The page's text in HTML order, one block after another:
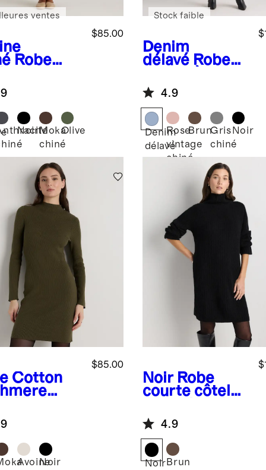
Robe
en
et
$85.00
ventes
NoirMoka
chiné
Olive
Denim
délavé Robe
manches
courtes en
cachemire de
Mongolie
Stock faible
4.9
Denim
délavé
Rose
vintage
chiné
BrunGris
chiné
Noir
Cotton
$85.00
AvoineNoir
Noir Robe
courte côtelée
de Mongolie à
col roulé
4.9
Noir Brun